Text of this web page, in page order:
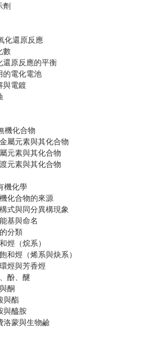
劑
化還原反應
數
還原反應的平衡
的電化電池
與電鍍
機化合物
屬元素與其化合物
元素與其化合物
元素與其化合物
機化學
化合物的來源
式與同分異構現象
基與命名
分類
烴（烷系）
和烴（烯系與炔系）
烴與芳香烴
酚、醚
酮
與酯
與醯胺
洛蒙與生物鹼